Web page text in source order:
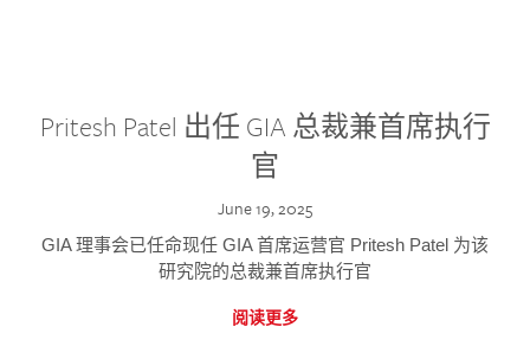
Pritesh Patel 出任 GIA 总裁兼首席执行
官
June 19, 2025
GIA 理事会已任命现任 GIA 首席运营官 Pritesh Patel 为该
研究院的总裁兼首席执行官
阅读更多